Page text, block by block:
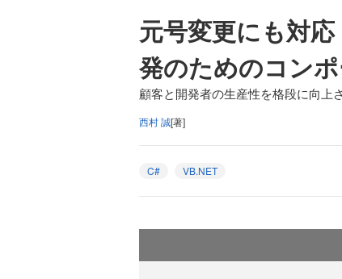
元号変更にも対
発のためのコン
顧客と開発者の生産性を格段に向上
西村 誠[著]
C# VB.NET